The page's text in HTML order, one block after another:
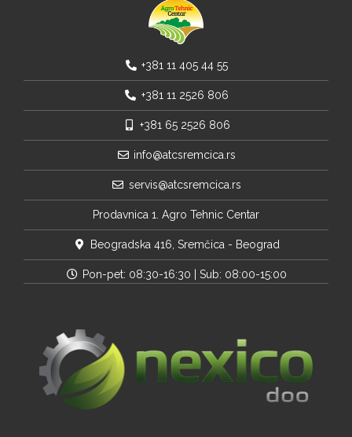
+381 11 405 44 55
+381 11 2526 806
+381 65 2526 806
info@atcsremcica.rs
servis@atcsremcica.rs
Prodavnica 1. Agro Tehnic Centar
Beogradska 416, Sremčica - Beograd
Pon-pet: 08:30-16:30 | Sub: 08:00-15:00